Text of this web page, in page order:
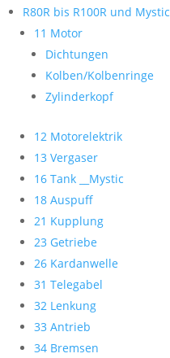
R80R bis R100R und Mystic
11 Motor
Dichtungen
Kolben/Kolbenringe
Zylinderkopf
12 Motorelektrik
13 Vergaser
16 Tank __Mystic
18 Auspuff
21 Kupplung
23 Getriebe
26 Kardanwelle
31 Telegabel
32 Lenkung
33 Antrieb
34 Bremsen